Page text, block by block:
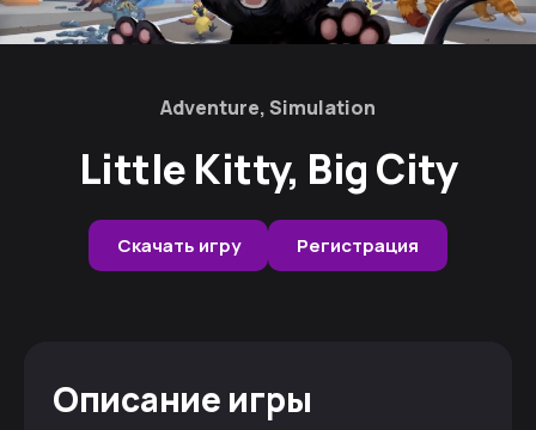
Adventure, Simulation
Little Kitty, Big City
Скачать игру Регистрация
Описание игры